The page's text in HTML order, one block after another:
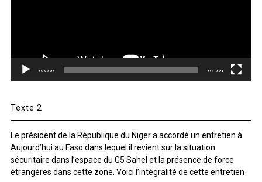
00:00 01:02
Texte 2
Le président de la République du Niger a accordé un entretien à
Aujourd’hui au Faso dans lequel il revient sur la situation
sécuritaire dans l’espace du G5 Sahel et la présence de force
étrangères dans cette zone. Voici l’intégralité de cette entretien .